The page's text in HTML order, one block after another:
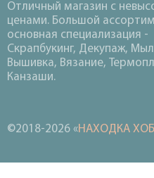
Отличный магазин с
ценами. Большой
основная специализация -
Скрапбукинг, Декупаж,
Вышивка, Вязание,
Канзаши.
©2018-2026 «НАХОДКА